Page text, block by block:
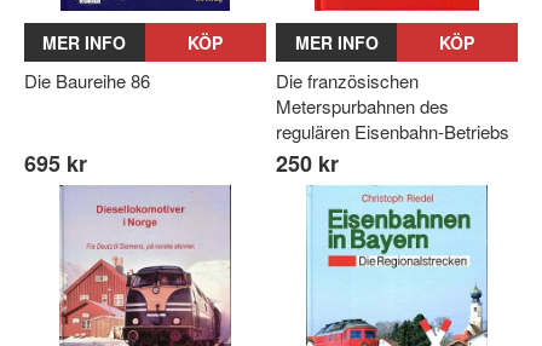
MER INFO KÖP
Die Baureihe 86
695 kr
MER INFO KÖP
Die französischen
Meterspurbahnen des
regulären Eisenbahn-Betriebs
250 kr